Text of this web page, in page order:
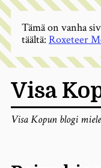
Visa
Visa Kopun blogi
Tämä on vanha
täältä: Roxeteer